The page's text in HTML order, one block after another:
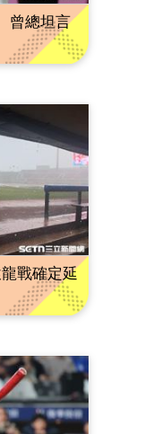
曾總坦言
戰確定延